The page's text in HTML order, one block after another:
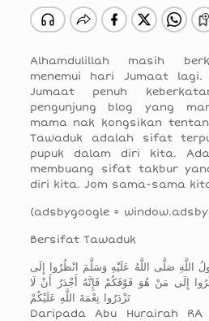
Alhamdulillah masih
menemui hari Jumaat lagi.
Jumaat penuh
pengunjung blog yang
mama nak kongsikan
Tawaduk adalah sifat
pupuk dalam diri kita.
membuang sifat takbur
diri kita. Jom sama-sama
(adsbygoogle =
Bersifat Tawaduk
اللَّهِ صَلَّى اللَّهُ عَلَيْهِ وَسَلَّمَ انْظُرُوا إِلَى
إِلَى مَنْ هُوَ فَوْقَكُمْ فَإِنَّهُ أَجْدَرُ أَنْ لَا
تَزْدَرُوا نِعْمَةَ اللَّهِ عَلَيْكُمْ
Daripada Abu Hurairah RA